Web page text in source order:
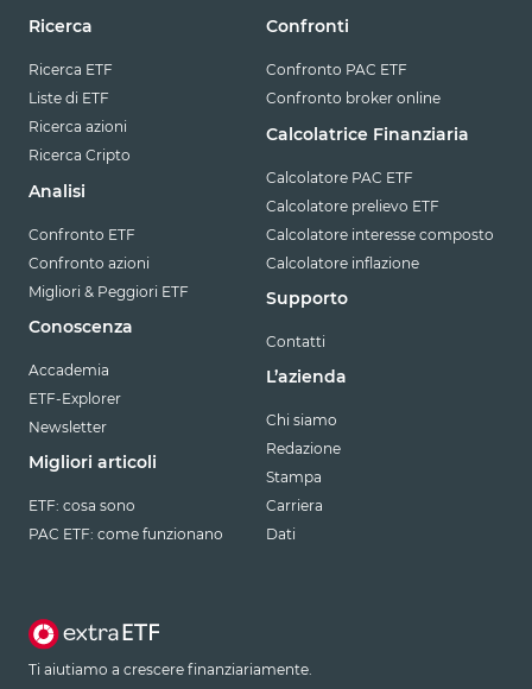
Ricerca
Ricerca ETF
Liste di ETF
Ricerca azioni
Ricerca Cripto
Analisi
Confronto ETF
Confronto azioni
Migliori & Peggiori ETF
Conoscenza
Accademia
ETF-Explorer
Newsletter
Migliori articoli
ETF: cosa sono
PAC ETF: come funzionano
Confronti
Confronto PAC ETF
Confronto broker online
Calcolatrice Finanziaria
Calcolatore PAC ETF
Calcolatore prelievo ETF
Calcolatore interesse composto
Calcolatore inflazione
Supporto
Contatti
L’azienda
Chi siamo
Redazione
Stampa
Carriera
Dati
Ti aiutiamo a crescere finanziariamente.